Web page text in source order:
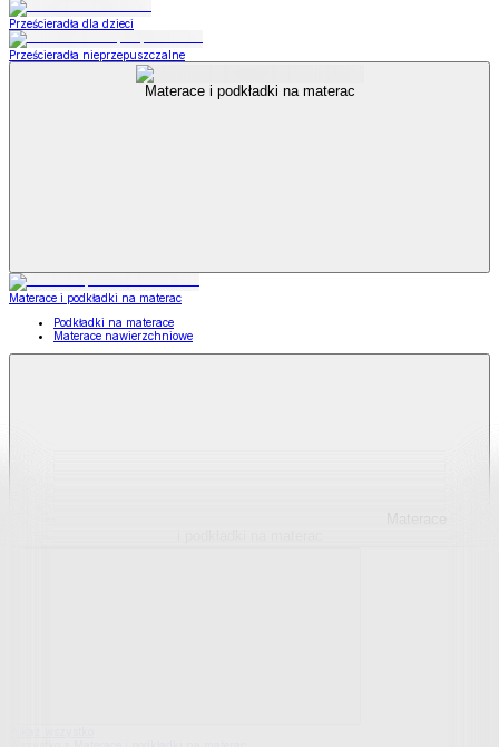
Prześcieradła dla dzieci
Prześcieradła nieprzepuszczalne
Materace i podkładki na materac
Materace i podkładki na materac
Podkładki na materace
Materace nawierzchniowe